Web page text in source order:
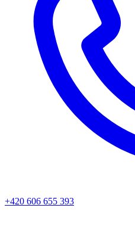
+420 606 655 393